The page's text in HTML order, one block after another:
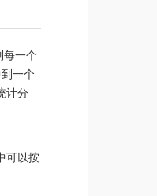
每一个
一个
计分
可以按